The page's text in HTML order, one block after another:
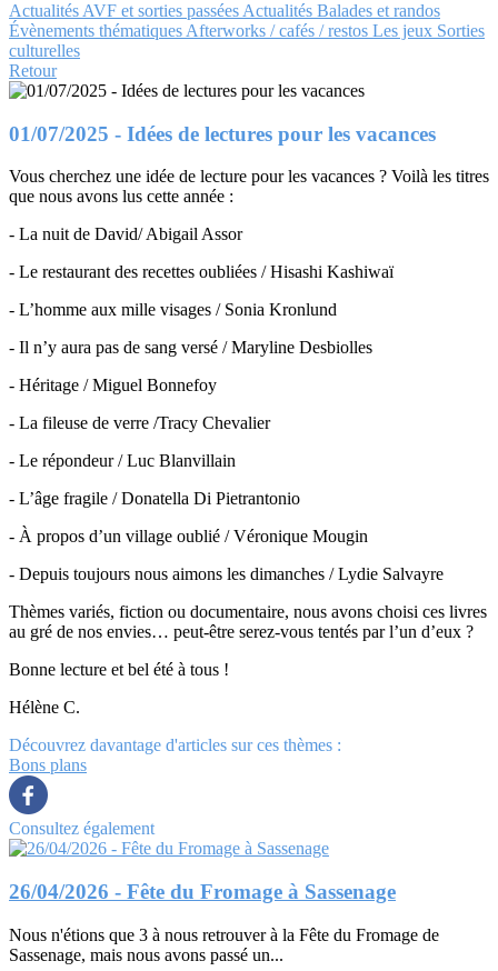
Actualités AVF et sorties passées Actualités Balades et randos
Évènements thématiques Afterworks / cafés / restos Les jeux Sorties
culturelles
Retour
01/07/2025 - Idées de lectures pour les vacances
Vous cherchez une idée de lecture pour les vacances ? Voilà les titres
que nous avons lus cette année :
- La nuit de David/ Abigail Assor
- Le restaurant des recettes oubliées / Hisashi Kashiwaï
- L’homme aux mille visages / Sonia Kronlund
- Il n’y aura pas de sang versé / Maryline Desbiolles
- Héritage / Miguel Bonnefoy
- La fileuse de verre /Tracy Chevalier
- Le répondeur / Luc Blanvillain
- L’âge fragile / Donatella Di Pietrantonio
- À propos d’un village oublié / Véronique Mougin
- Depuis toujours nous aimons les dimanches / Lydie Salvayre
Thèmes variés, fiction ou documentaire, nous avons choisi ces livres
au gré de nos envies… peut-être serez-vous tentés par l’un d’eux ?
Bonne lecture et bel été à tous !
Hélène C.
Découvrez davantage d'articles sur ces thèmes :
Bons plans
Consultez également
26/04/2026 - Fête du Fromage à Sassenage
Nous n'étions que 3 à nous retrouver à la Fête du Fromage de
Sassenage, mais nous avons passé un...